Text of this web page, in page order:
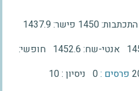
התכתבות:1450 פישר:1437.9
אנטי-שח: 1452.6 חופשי:
פרסים :0 ניסיון :10